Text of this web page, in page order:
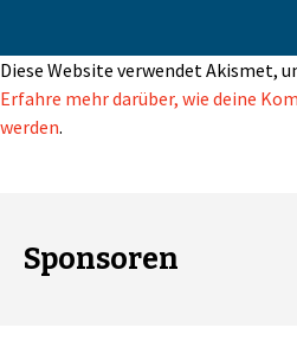
Diese Website verwendet Akismet,
Erfahre mehr darüber, wie deine
werden.
Sponsoren